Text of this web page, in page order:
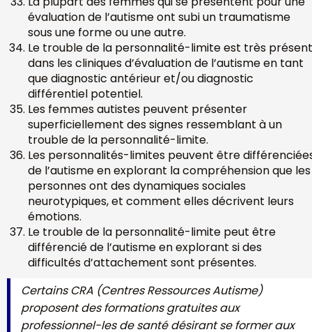
évaluation de l’autisme ont subi un traumatisme
sous une forme ou une autre.
Le trouble de la personnalité-limite est très présent
dans les cliniques d’évaluation de l’autisme en tant
que diagnostic antérieur et/ou diagnostic
différentiel potentiel.
Les femmes autistes peuvent présenter
superficiellement des signes ressemblant à un
trouble de la personnalité-limite.
Les personnalités-limites peuvent être
de l’autisme en explorant la compréhension que les
personnes ont des dynamiques sociales
neurotypiques, et comment elles décrivent leurs
émotions.
Le trouble de la personnalité-limite peut être
différencié de l’autisme en explorant si des
difficultés d’attachement sont présentes.
Certains CRA (Centres Ressources Autisme)
proposent des formations gratuites aux
professionnel-les de santé désirant se former aux